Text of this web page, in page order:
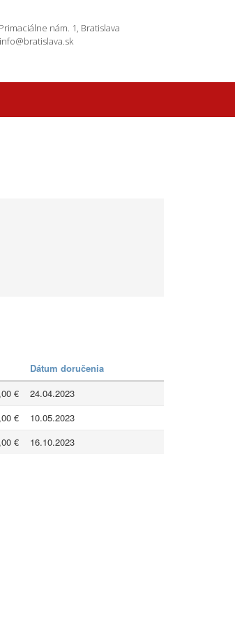
Primaciálne nám. 1, Bratislava
info@bratislava.sk
Dátum doručenia
€
24.04.2023
€
10.05.2023
€ 16.10.2023